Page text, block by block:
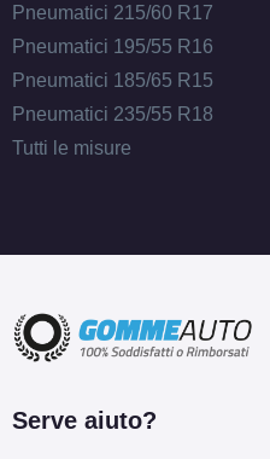
Pneumatici 215/60 R17
Pneumatici 195/55 R16
Pneumatici 185/65 R15
Pneumatici 235/55 R18
Tutti le misure
Serve aiuto?